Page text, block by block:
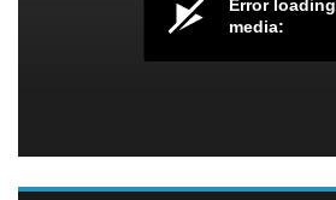
Error loading
media: